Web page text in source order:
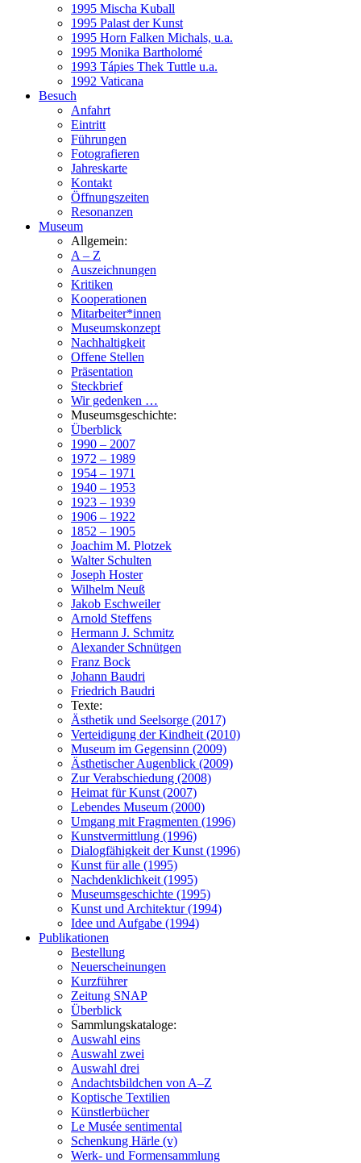
1995 Mischa Kuball
1995 Palast der Kunst
1995 Horn Falken Michals, u.a.
1995 Monika Bartholomé
1993 Tápies Thek Tuttle u.a.
1992 Vaticana
Besuch
Anfahrt
Eintritt
Führungen
Fotografieren
Jahreskarte
Kontakt
Öffnungszeiten
Resonanzen
Museum
Allgemein:
A – Z
Auszeichnungen
Kritiken
Kooperationen
Mitarbeiter*innen
Museumskonzept
Nachhaltigkeit
Offene Stellen
Präsentation
Steckbrief
Wir gedenken …
Museumsgeschichte:
Überblick
1990 – 2007
1972 – 1989
1954 – 1971
1940 – 1953
1923 – 1939
1906 – 1922
1852 – 1905
Joachim M. Plotzek
Walter Schulten
Joseph Hoster
Wilhelm Neuß
Jakob Eschweiler
Arnold Steffens
Hermann J. Schmitz
Alexander Schnütgen
Franz Bock
Johann Baudri
Friedrich Baudri
Texte:
Ästhetik und Seelsorge (2017)
Verteidigung der Kindheit (2010)
Museum im Gegensinn (2009)
Ästhetischer Augenblick (2009)
Zur Verabschiedung (2008)
Heimat für Kunst (2007)
Lebendes Museum (2000)
Umgang mit Fragmenten (1996)
Kunstvermittlung (1996)
Dialogfähigkeit der Kunst (1996)
Kunst für alle (1995)
Nachdenklichkeit (1995)
Museumsgeschichte (1995)
Kunst und Architektur (1994)
Idee und Aufgabe (1994)
Publikationen
Bestellung
Neuerscheinungen
Kurzführer
Zeitung SNAP
Überblick
Sammlungskataloge:
Auswahl eins
Auswahl zwei
Auswahl drei
Andachtsbildchen von A–Z
Koptische Textilien
Künstlerbücher
Le Musée sentimental
Schenkung Härle (v)
Werk- und Formensammlung